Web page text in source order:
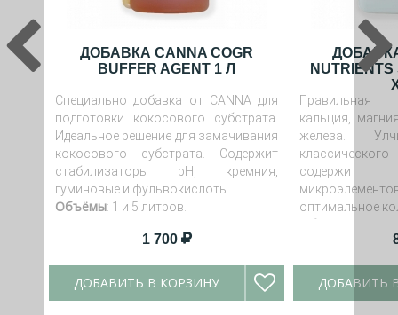
ДОБАВКА CANNA COGR
BUFFER AGENT 1 Л
Специально добавка от CANNA для
подготовки кокосового субстрата.
Идеальное решение для замачивания
кокосового субстрата. Содержит
стабилизаторы pH, кремния,
гуминовые и фульвокислоты.
Объёмы: 1 и 5 литров.
1 700
ДОБАВИТЬ В КОРЗИНУ
Правильная
кальция,
железа.
содержит
оптимальное
Объем:
ДОБАВИТЬ